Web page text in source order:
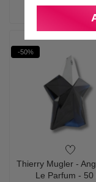
-50%
Thierry Mugler -
Le Parfum - 50